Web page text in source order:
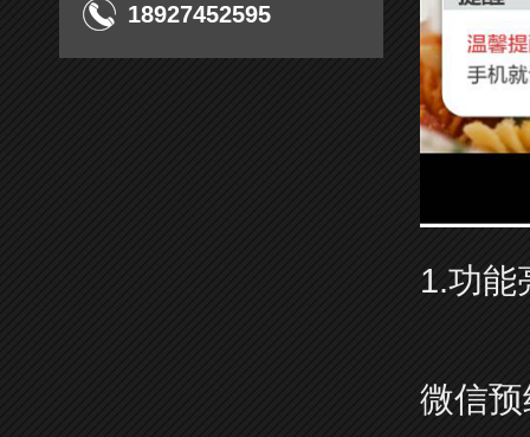
18927452595
1.功能
微信